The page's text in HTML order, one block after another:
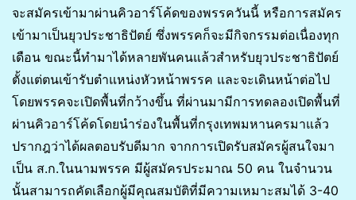
จะสมัครเข้ามาผ่านคิวอาร์โค้ดของพรรควันนี้ หรือการสมัคร
เข้ามาเป็นยุวประชาธิปัตย์ ซึ่งพรรคก็จะมีกิจกรรมต่อเนื่องทุก
เดือน ขณะนี้ทำมาได้หลายพันคนแล้วสำหรับยุวประชาธิปัตย์
ตั้งแต่ตนเข้ารับตำแหน่งหัวหน้าพรรค และจะเดินหน้าต่อไป
โดยพรรคจะเปิดพื้นที่กว้างขึ้น ที่ผ่านมามีการทดลองเปิดพื้นที่
ผ่านคิวอาร์โค้ดโดยนำร่องในพื้นที่กรุงเทพมหานครมาแล้ว
ปรากฎว่าได้ผลตอบรับดีมาก จากการเปิดรับสมัครผู้สนใจมา
เป็น ส.ก.ในนามพรรค มีผู้สมัครประมาณ 50 คน ในจำนวน
นั้นสามารถคัดเลือกผู้มีคุณสมบัติที่มีความเหมาะสมได้ 3-40